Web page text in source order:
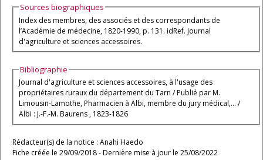
Sources biographiques
Index des membres, des associés et des correspondants de
l’Académie de médecine, 1820-1990, p. 131. idRef. Journal
d'agriculture et sciences accessoires.
Bibliographie
Journal d'agriculture et sciences accessoires, à l'usage des
propriétaires ruraux du département du Tarn / Publié par M.
Limousin-Lamothe, Pharmacien à Albi, membre du jury médical,... /
Albi : J.-F.-M. Baurens , 1823-1826
Rédacteur(s) de la notice : Anahi Haedo
Fiche créée le 29/09/2018 - Dernière mise à jour le 25/08/2022